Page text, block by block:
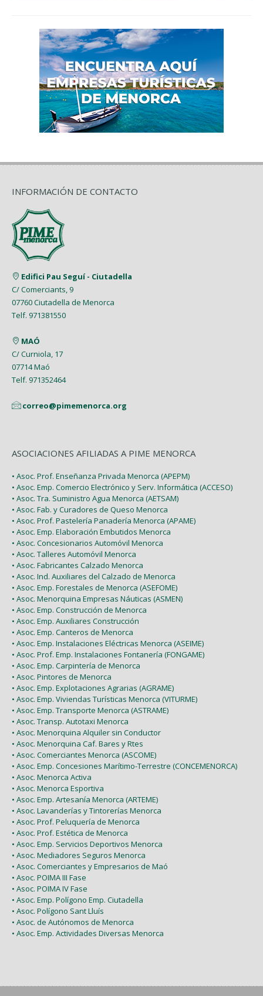
INFORMACIÓN DE CONTACTO
Edifici Pau Seguí - Ciutadella
C/ Comerciants, 9
07760 Ciutadella de Menorca
Telf. 971381550
MAÓ
C/ Curniola, 17
07714 Maó
Telf. 971352464
correo@pimemenorca.org
ASOCIACIONES AFILIADAS A PIME MENORCA
• Asoc. Prof. Enseñanza Privada Menorca (APEPM)
• Asoc. Emp. Comercio Electrónico y Serv. Informática (ACCESO)
• Asoc. Tra. Suministro Agua Menorca (AETSAM)
• Asoc. Fab. y Curadores de Queso Menorca
• Asoc. Prof. Pastelería Panadería Menorca (APAME)
• Asoc. Emp. Elaboración Embutidos Menorca
• Asoc. Concesionarios Automóvil Menorca
• Asoc. Talleres Automóvil Menorca
• Asoc. Fabricantes Calzado Menorca
• Asoc. Ind. Auxiliares del Calzado de Menorca
• Asoc. Emp. Forestales de Menorca (ASEFOME)
• Asoc. Menorquina Empresas Náuticas (ASMEN)
• Asoc. Emp. Construcción de Menorca
• Asoc. Emp. Auxiliares Construcción
• Asoc. Emp. Canteros de Menorca
• Asoc. Emp. Instalaciones Eléctricas Menorca (ASEIME)
• Asoc. Prof. Emp. Instalaciones Fontanería (FONGAME)
• Asoc. Emp. Carpintería de Menorca
• Asoc. Pintores de Menorca
• Asoc. Emp. Explotaciones Agrarias (AGRAME)
• Asoc. Emp. Viviendas Turísticas Menorca (VITURME)
• Asoc. Emp. Transporte Menorca (ASTRAME)
• Asoc. Transp. Autotaxi Menorca
• Asoc. Menorquina Alquiler sin Conductor
• Asoc. Menorquina Caf. Bares y Rtes
• Asoc. Comerciantes Menorca (ASCOME)
• Asoc. Emp. Concesiones Marítimo-Terrestre (CONCEMENORCA)
• Asoc. Menorca Activa
• Asoc. Menorca Esportiva
• Asoc. Emp. Artesanía Menorca (ARTEME)
• Asoc. Lavanderías y Tintorerías Menorca
• Asoc. Prof. Peluquería de Menorca
• Asoc. Prof. Estética de Menorca
• Asoc. Emp. Servicios Deportivos Menorca
• Asoc. Mediadores Seguros Menorca
• Asoc. Comerciantes y Empresarios de Maó
• Asoc. POIMA III Fase
• Asoc. POIMA IV Fase
• Asoc. Emp. Polígono Emp. Ciutadella
• Asoc. Polígono Sant Lluís
• Asoc. de Autónomos de Menorca
• Asoc. Emp. Actividades Diversas Menorca